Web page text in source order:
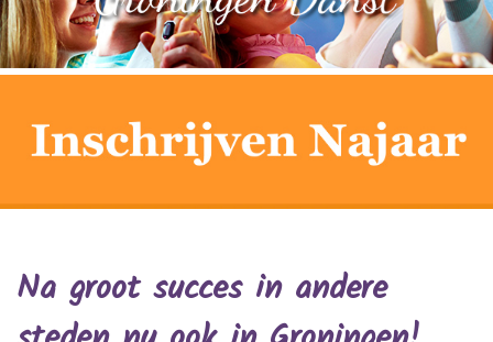
Na groot succes in andere